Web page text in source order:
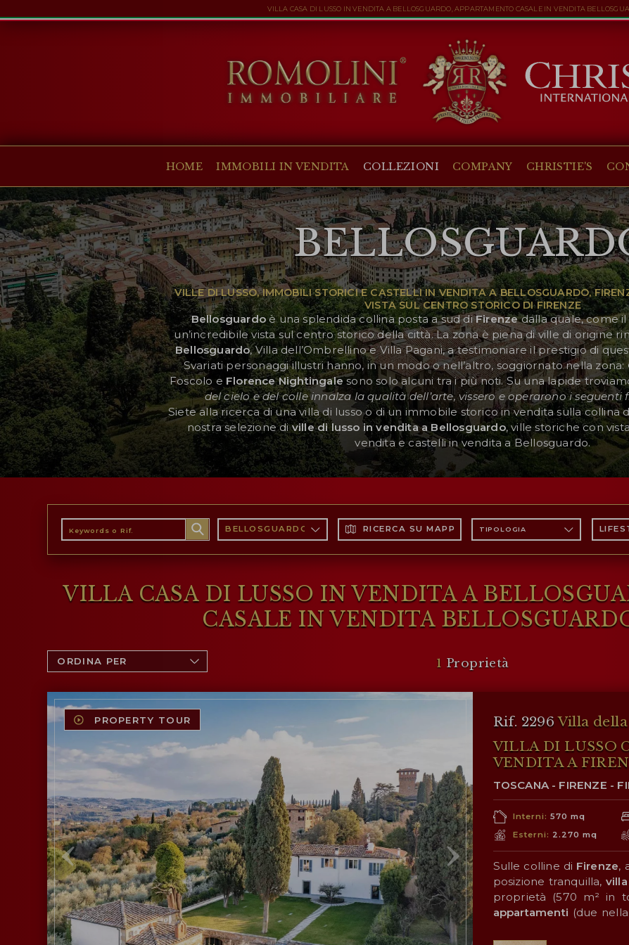
VILLA CASA DI LUSSO IN VENDITA A BELLOSGUARDO, APPARTAMENTO CASALE IN VENDITA
HOME IMMOBILI IN VENDITA COLLEZIONI COMPANY CHRISTIE'S
COMPANY
CONTATTI
Valuta:
€ $ £
Lingua:
AREA RISERVATA
WISHLIST ( 0)
VILLE DI LUSSO, IMMOBILI STORICI E CASTELLI IN VENDITA A BELLOSGUARDO,
VISTA SUL CENTRO STORICO DI FIRENZE
Bellosguardoè una splendida collina posta a sud diFirenzedalla quale, come il
un’incredibile vista sul centro storico della città. La zona è piena di ville di origine
Bellosguardo, Villa dell’Ombrellino e Villa Pagani, a testimoniare il prestigio di
Svariati personaggi illustri hanno, in un modo o nell’altro, soggiornato nella zona:
Foscolo e Florence Nightingalesono solo alcuni tra i più noti. Su una lapide
del cielo e del colle innalza la qualità dell’arte, vissero e operarono i seguenti
Siete alla ricerca di una villa di lusso o di un immobile storico in vendita sulla collina
nostra selezione diville di lusso in vendita a Bellosguardo, ville storiche con
vendita e castelli in vendita a Bellosguardo.
BELLOSGUARDO RICERCA SU MAPPA TIPOLOGIA
VILLA CASA DI LUSSO IN VENDITA A
CASALE IN VENDITA
1 Proprietà
PROPERTY TOUR Rif. 2296Villa
VILLA DI LUSSO
VENDITA A
TOSCANA - FIRENZE -
Interni: 570 mq
Esterni: 2.270 mq
Sulle colline di Firenze,
posizione tranquilla,
proprietà (570 m² in
appartamenti (due